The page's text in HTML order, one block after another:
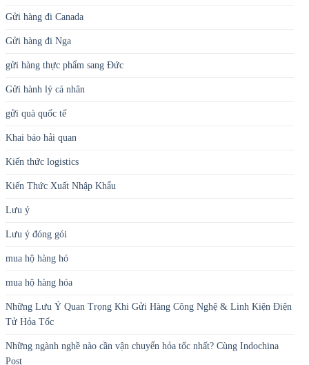
Gửi hàng đi Canada
Gửi hàng đi Nga
gửi hàng thực phẩm sang Đức
Gửi hành lý cá nhân
gửi quà quốc tế
Khai báo hải quan
Kiến thức logistics
Kiến Thức Xuất Nhập Khẩu
Lưu ý
Lưu ý đóng gói
mua hộ hàng hó
mua hộ hàng hóa
Những Lưu Ý Quan Trọng Khi Gửi Hàng Công Nghệ & Linh Kiện Điện
Tử Hỏa Tốc
Những ngành nghề nào cần vận chuyển hỏa tốc nhất? Cùng Indochina
Post